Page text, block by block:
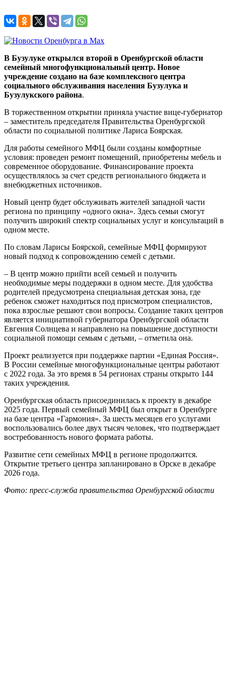
В Бузулуке открылся второй в Оренбургской области
семейный многофункциональный центр. Новое
учреждение создано на базе комплексного центра
социального обслуживания населения Бузулука и
Бузулукского района.
В торжественном открытии приняла участие вице-губернатор
– заместитель председателя Правительства Оренбургской
области по социальной политике Лариса Боярская.
Для работы семейного МФЦ были созданы комфортные
условия: проведен ремонт помещений, приобретены мебель и
современное оборудование. Финансирование проекта
осуществлялось за счет средств регионального бюджета и
внебюджетных источников.
Новый центр будет обслуживать жителей западной части
региона по принципу «одного окна». Здесь семьи смогут
получить широкий спектр социальных услуг и консультаций в
одном месте.
По словам Ларисы Боярской, семейные МФЦ формируют
новый подход к сопровождению семей с детьми.
– В центр можно прийти всей семьей и получить
необходимые меры поддержки в одном месте. Для удобства
родителей предусмотрена специальная детская зона, где
ребенок сможет находиться под присмотром специалистов,
пока взрослые решают свои вопросы. Создание таких центров
является инициативой губернатора Оренбургской области
Евгения Солнцева и направлено на повышение доступности
социальной помощи семьям с детьми, – отметила она.
Проект реализуется при поддержке партии «Единая Россия».
В России семейные многофункциональные центры работают
с 2022 года. За это время в 54 регионах страны открыто 144
таких учреждения.
Оренбургская область присоединилась к проекту в декабре
2025 года. Первый семейный МФЦ был открыт в Оренбурге
на базе центра «Гармония». За шесть месяцев его услугами
воспользовались более двух тысяч человек, что подтверждает
востребованность нового формата работы.
Развитие сети семейных МФЦ в регионе продолжится.
Открытие третьего центра запланировано в Орске в декабре
2026 года.
Фото: пресс-служба правительства Оренбургской области